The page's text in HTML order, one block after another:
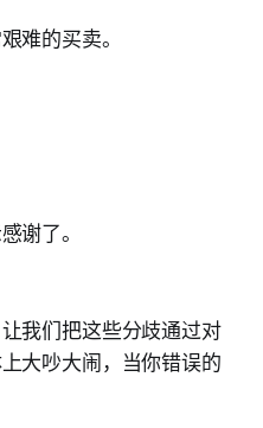
难的买卖。
谢了。
我们把这些分歧通过对
大吵大闹，当你错误的